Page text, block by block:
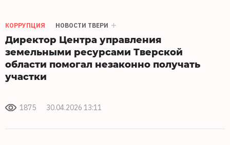
КОРРУПЦИЯ НОВОСТИ ТВЕРИ
Директор Центра управления
земельными ресурсами Тверской
области помогал незаконно получать
участки
1875 30.04.2026 13:11